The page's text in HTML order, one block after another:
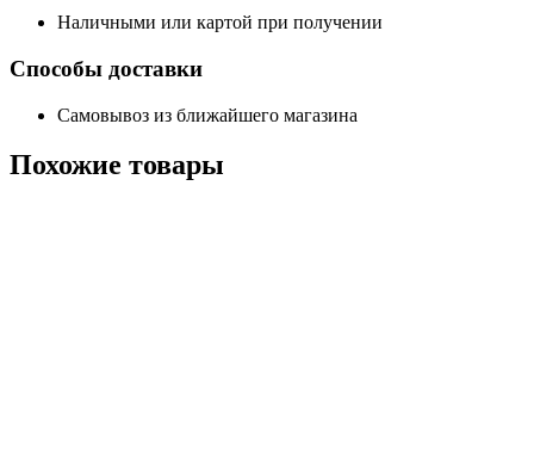
Наличными или картой при получении
Способы доставки
Самовывоз из ближайшего магазина
Похожие товары